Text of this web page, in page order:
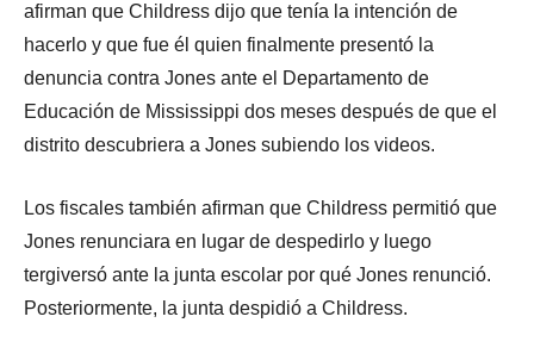
afirman que Childress dijo que tenía la intención de
hacerlo y que fue él quien finalmente presentó la
denuncia contra Jones ante el Departamento de
Educación de Mississippi dos meses después de que el
distrito descubriera a Jones subiendo los videos.
Los fiscales también afirman que Childress permitió que
Jones renunciara en lugar de despedirlo y luego
tergiversó ante la junta escolar por qué Jones renunció.
Posteriormente, la junta despidió a Childress.